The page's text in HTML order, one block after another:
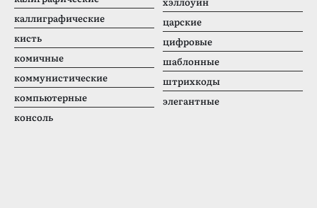
каллиграфические
кисть
комичные
коммунистические
компьютерные
консоль
царские
цифровые
шаблонные
штрихкоды
элегантные